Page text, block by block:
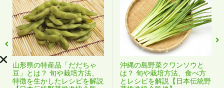
山形県の特産品「だだちゃ
豆」とは？ 旬や栽培方法、
特徴を生かしたレシピを解説
沖縄の島野菜クワンソウと
は？ 旬や栽培方法、食べ方
とレシピを解説【日本伝統野